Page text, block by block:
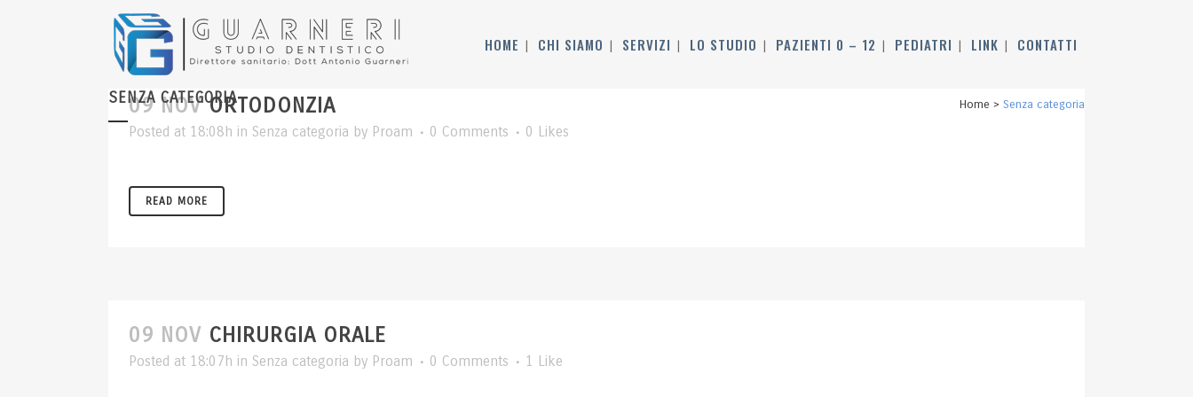
HOME CHI SIAMO SERVIZI LO STUDIO PAZIENTI 0 – 12 PEDIATRI LINK CONTATTI
SENZA CATEGORIA Home > Senza categoria
09 NOV ORTODONZIA
Posted at 18:08h in Senza categoria by Proam 0 Comments 0 Likes
READ MORE
09 NOV CHIRURGIA ORALE
Posted at 18:07h in Senza categoria by Proam 0 Comments 1 Like